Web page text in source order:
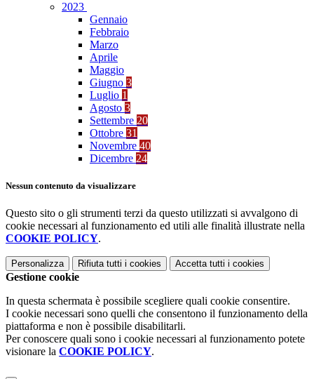
2023
Gennaio
Febbraio
Marzo
Aprile
Maggio
Giugno 3
Luglio 1
Agosto 3
Settembre 20
Ottobre 31
Novembre 40
Dicembre 24
Nessun contenuto da visualizzare
Questo sito o gli strumenti terzi da questo utilizzati si avvalgono di
cookie necessari al funzionamento ed utili alle finalità illustrate nella
COOKIE POLICY.
Personalizza Rifiuta tutti i cookies Accetta tutti i cookies
Gestione cookie
In questa schermata è possibile scegliere quali cookie consentire.
I cookie necessari sono quelli che consentono il funzionamento della
piattaforma e non è possibile disabilitarli.
Per conoscere quali sono i cookie necessari al funzionamento potete
visionare la COOKIE POLICY.